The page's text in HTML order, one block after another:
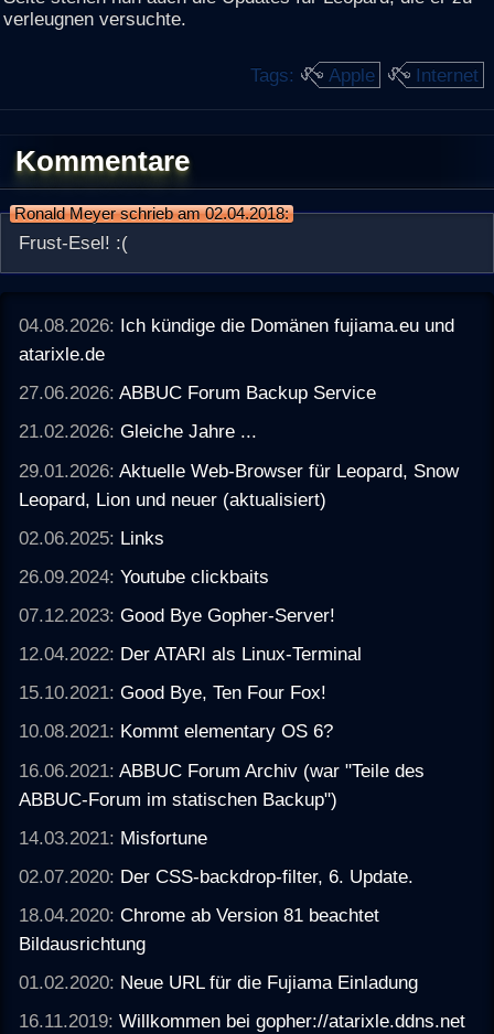
verleugnen versuchte.
Tags: Apple Internet
Kommentare
Ronald Meyer schrieb am 02.04.2018:
Frust-Esel! :(
04.08.2026: Ich kündige die Domänen fujiama.eu und
atarixle.de
27.06.2026:ABBUC Forum Backup Service
21.02.2026:Gleiche Jahre ...
29.01.2026:Aktuelle Web-Browser für Leopard, Snow
Leopard, Lion und neuer (aktualisiert)
02.06.2025: Links
26.09.2024:Youtube clickbaits
07.12.2023:Good Bye Gopher-Server!
12.04.2022: Der ATARI als Linux-Terminal
15.10.2021:Good Bye, Ten Four Fox!
10.08.2021: Kommt elementary OS 6?
16.06.2021:ABBUC Forum Archiv (war "Teile des
ABBUC-Forum im statischen Backup")
14.03.2021: Misfortune
02.07.2020: Der CSS-backdrop-filter, 6. Update.
18.04.2020:Chrome ab Version 81 beachtet
Bildausrichtung
01.02.2020: Neue URL für die Fujiama Einladung
16.11.2019:Willkommen bei gopher://atarixle.ddns.net